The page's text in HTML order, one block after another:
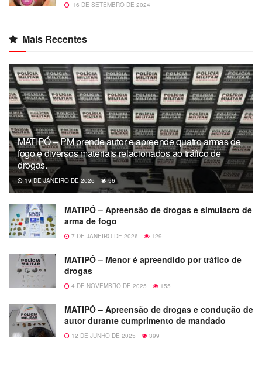
16 DE SETEMBRO DE 2024
Mais Recentes
MATIPÓ – PM prende autor e apreende quatro armas de
fogo e diversos materiais relacionados ao tráfico de
drogas.
19 DE JANEIRO DE 2026 56
MATIPÓ – Apreensão de drogas e simulacro de
arma de fogo
7 DE JANEIRO DE 2026 129
MATIPÓ – Menor é apreendido por tráfico de
drogas
4 DE NOVEMBRO DE 2025 155
MATIPÓ – Apreensão de drogas e condução de
autor durante cumprimento de mandado
12 DE JUNHO DE 2025 399